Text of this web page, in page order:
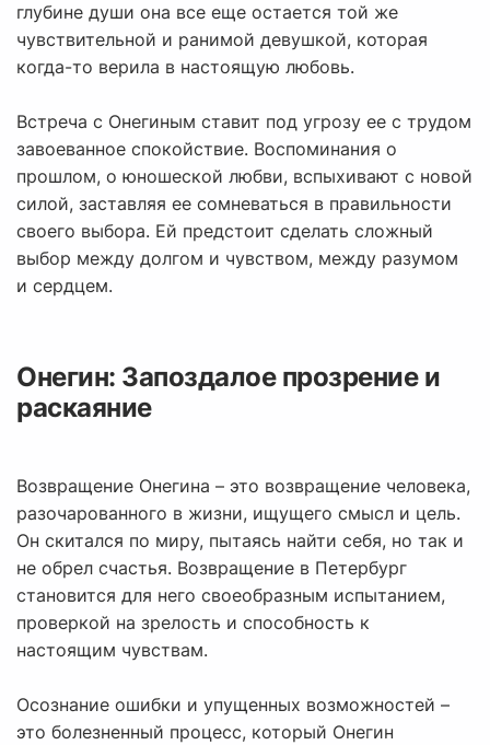
глубине души она все еще остается той же
чувствительной и ранимой девушкой, которая
когда-то верила в настоящую любовь.
Встреча с Онегиным ставит под угрозу ее с трудом
завоеванное спокойствие. Воспоминания о
прошлом, о юношеской любви, вспыхивают с новой
силой, заставляя ее сомневаться в правильности
своего выбора. Ей предстоит сделать сложный
выбор между долгом и чувством, между разумом
и сердцем.
Онегин: Запоздалое прозрение и
раскаяние
Возвращение Онегина – это возвращение человека,
разочарованного в жизни, ищущего смысл и цель.
Он скитался по миру, пытаясь найти себя, но так и
не обрел счастья. Возвращение в Петербург
становится для него своеобразным испытанием,
проверкой на зрелость и способность к
настоящим чувствам.
Осознание ошибки и упущенных возможностей –
это болезненный процесс, который Онегин